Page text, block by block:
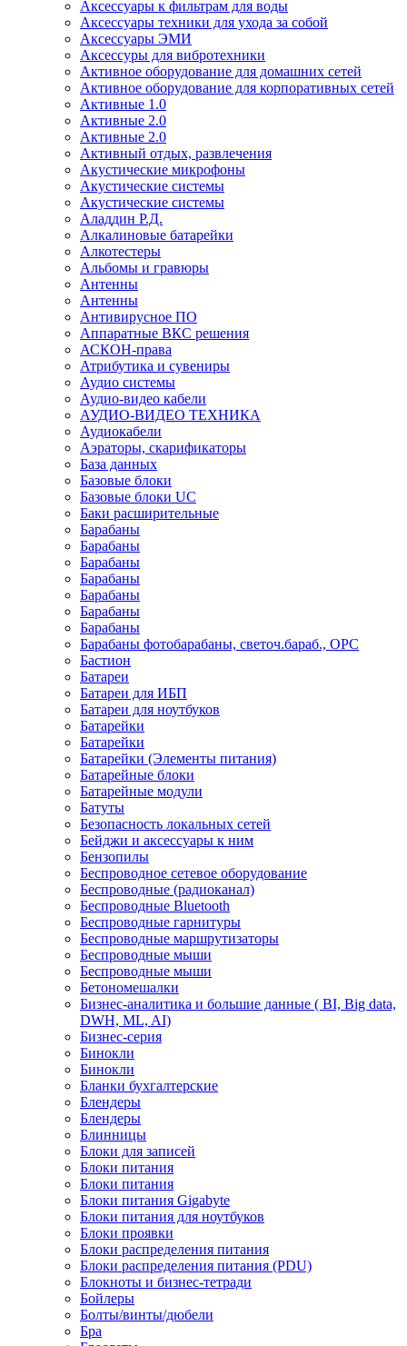
Аксессуары к фильтрам для воды
Аксессуары техники для ухода за собой
Аксессуары ЭМИ
Аксессуры для вибротехники
Активное оборудование для домашних сетей
Активное оборудование для корпоративных сетей
Активные 1.0
Активные 2.0
Активные 2.0
Активный отдых, развлечения
Акустические микрофоны
Акустические системы
Акустические системы
Аладдин Р.Д.
Алкалиновые батарейки
Алкотестеры
Альбомы и гравюры
Антенны
Антенны
Антивирусное ПО
Аппаратные ВКС решения
АСКОН-права
Атрибутика и сувениры
Аудио системы
Аудио-видео кабели
АУДИО-ВИДЕО ТЕХНИКА
Аудиокабели
Аэраторы, скарификаторы
База данных
Базовые блоки
Базовые блоки UC
Баки расширительные
Барабаны
Барабаны
Барабаны
Барабаны
Барабаны
Барабаны
Барабаны
Барабаны фотобарабаны, светоч.бараб., OPC
Бастион
Батареи
Батареи для ИБП
Батареи для ноутбуков
Батарейки
Батарейки
Батарейки (Элементы питания)
Батарейные блоки
Батарейные модули
Батуты
Безопасность локальных сетей
Бейджи и аксесcуары к ним
Бензопилы
Беспроводное сетевое оборудование
Беспроводные (радиоканал)
Беспроводные Bluetooth
Беспроводные гарнитуры
Беспроводные маршрутизаторы
Беспроводные мыши
Беспроводные мыши
Бетономешалки
Бизнес-аналитика и большие данные ( BI, Big data,
DWH, ML, AI)
Бизнес-серия
Бинокли
Бинокли
Бланки бухгалтерские
Блендеры
Блендеры
Блинницы
Блоки для записей
Блоки питания
Блоки питания
Блоки питания Gigabyte
Блоки питания для ноутбуков
Блоки проявки
Блоки распределения питания
Блоки распределения питания (PDU)
Блокноты и бизнес-тетради
Бойлеры
Болты/винты/дюбели
Бра